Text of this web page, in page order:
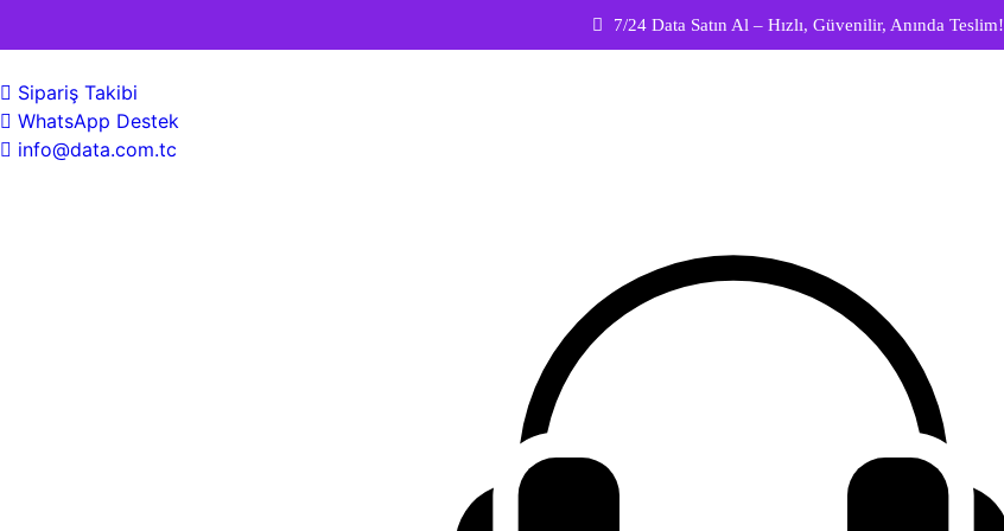
7/24 Data Satın Al – Hızlı, Güvenilir, Anında Teslim!
Sipariş Takibi
WhatsApp Destek
info@data.com.tc